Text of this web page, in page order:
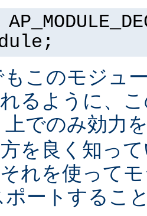
もこのモジュ
るように、
上でのみ効力
を良く知っ
れを使って
ポートするこ